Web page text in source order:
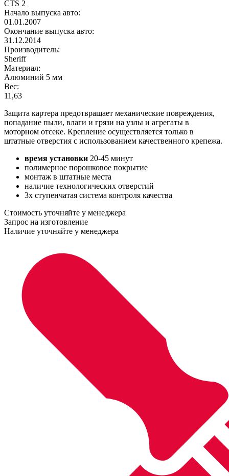
CTS 2
Начало выпуска авто:
01.01.2007
Окончание выпуска авто:
31.12.2014
Производитель:
Sheriff
Материал:
Алюминий 5 мм
Вес:
11,63
Защита картера предотвращает механические повреждения,
попадание пыли, влаги и грязи на узлы и агрегаты в
моторном отсеке. Крепление осуществляется только в
штатные отверстия с использованием качественного крепежа.
время установки 20-45 минут
полимерное порошковое покрытие
монтаж в штатные места
наличие технологических отверстий
3х ступенчатая система контроля качества
Стоимость уточняйте у менеджера
Запрос на изготовление
Наличие уточняйте у менеджера